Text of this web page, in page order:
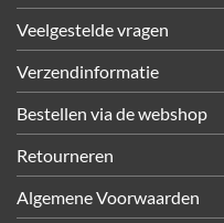
Veelgestelde vragen
Verzendinformatie
Bestellen via de webshop
Retourneren
Algemene Voorwaarden